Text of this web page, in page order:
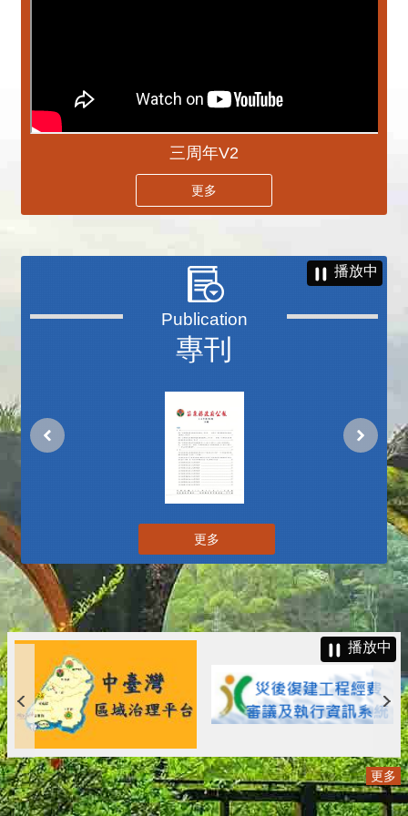
三周年V2
更多
專刊
播放中
更多
播放中
更多